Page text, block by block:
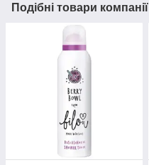
Подібні товари компанії